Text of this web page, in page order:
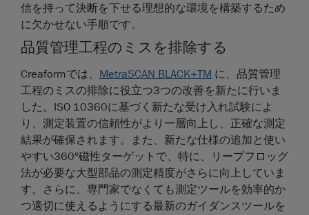
信を持って決断を下せる理想的な環境を構築するため
に欠かせない手順です。
品質管理工程のミスを排除する
Creaformでは、 MetraSCAN BLACK+TM に、品質管理
工程のミスの排除に役立つ3つの改善を新たに行いま
した。ISO 10360に基づく新たな受け入れ試験によ
り、測定装置の信頼性がより一層向上し、正確な測定
結果が確保されます。また、新たな仕様の追加と使い
やすい360°磁性ターゲットで、特に、リープフロッグ
法が必要な大型部品の測定精度がさらに向上していま
す。さらに、専門家でなくても測定ツールを効率的か
つ適切に使えるようにする最新のガイダンスツールを